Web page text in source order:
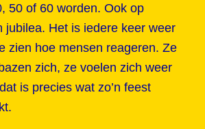
50 of 60 worden. Ook op
jubilea. Het is iedere keer weer
zien hoe mensen reageren. Ze
zich, ze voelen zich weer
is precies wat zo’n feest